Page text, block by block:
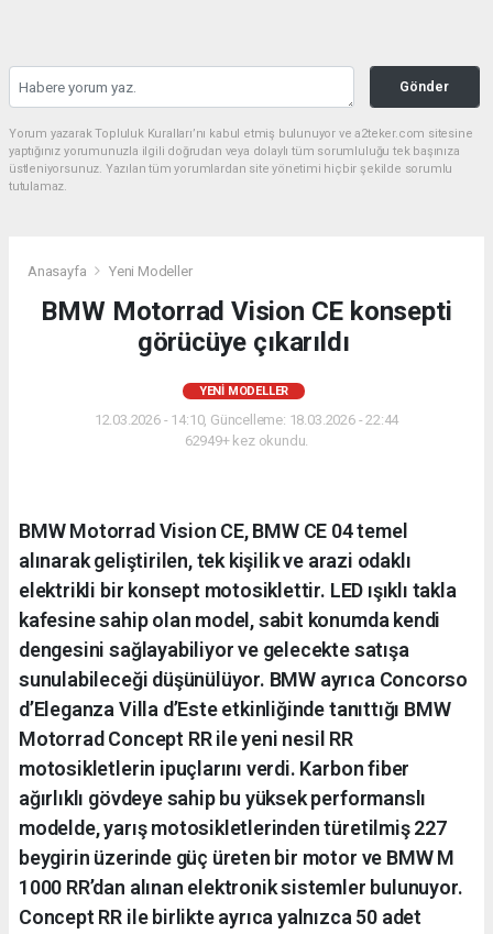
Gönder
Yorum yazarak Topluluk Kuralları’nı kabul etmiş bulunuyor ve a2teker.com sitesine
yaptığınız yorumunuzla ilgili doğrudan veya dolaylı tüm sorumluluğu tek başınıza
üstleniyorsunuz. Yazılan tüm yorumlardan site yönetimi hiçbir şekilde sorumlu
tutulamaz.
Anasayfa Yeni Modeller
BMW Motorrad Vision CE konsepti
görücüye çıkarıldı
YENI MODELLER
12.03.2026 - 14:10, Güncelleme: 18.03.2026 - 22:44
62949+ kez okundu.
BMW Motorrad Vision CE, BMW CE 04 temel
alınarak geliştirilen, tek kişilik ve arazi odaklı
elektrikli bir konsept motosiklettir. LED ışıklı takla
kafesine sahip olan model, sabit konumda kendi
dengesini sağlayabiliyor ve gelecekte satışa
sunulabileceği düşünülüyor. BMW ayrıca Concorso
d’Eleganza Villa d’Este etkinliğinde tanıttığı BMW
Motorrad Concept RR ile yeni nesil RR
motosikletlerin ipuçlarını verdi. Karbon fiber
ağırlıklı gövdeye sahip bu yüksek performanslı
modelde, yarış motosikletlerinden türetilmiş 227
beygirin üzerinde güç üreten bir motor ve BMW M
1000 RR’dan alınan elektronik sistemler bulunuyor.
Concept RR ile birlikte ayrıca yalnızca 50 adet